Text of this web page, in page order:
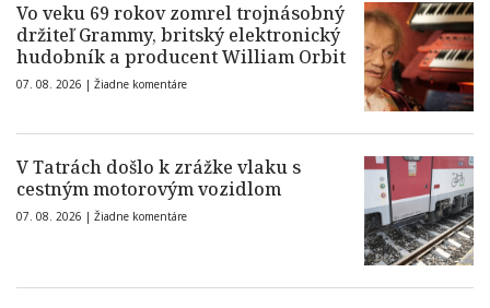
Vo veku 69 rokov zomrel trojnásobný
držiteľ Grammy, britský elektronický
hudobník a producent William Orbit
07. 08. 2026 | Žiadne komentáre
V Tatrách došlo k zrážke vlaku s
cestným motorovým vozidlom
07. 08. 2026 | Žiadne komentáre